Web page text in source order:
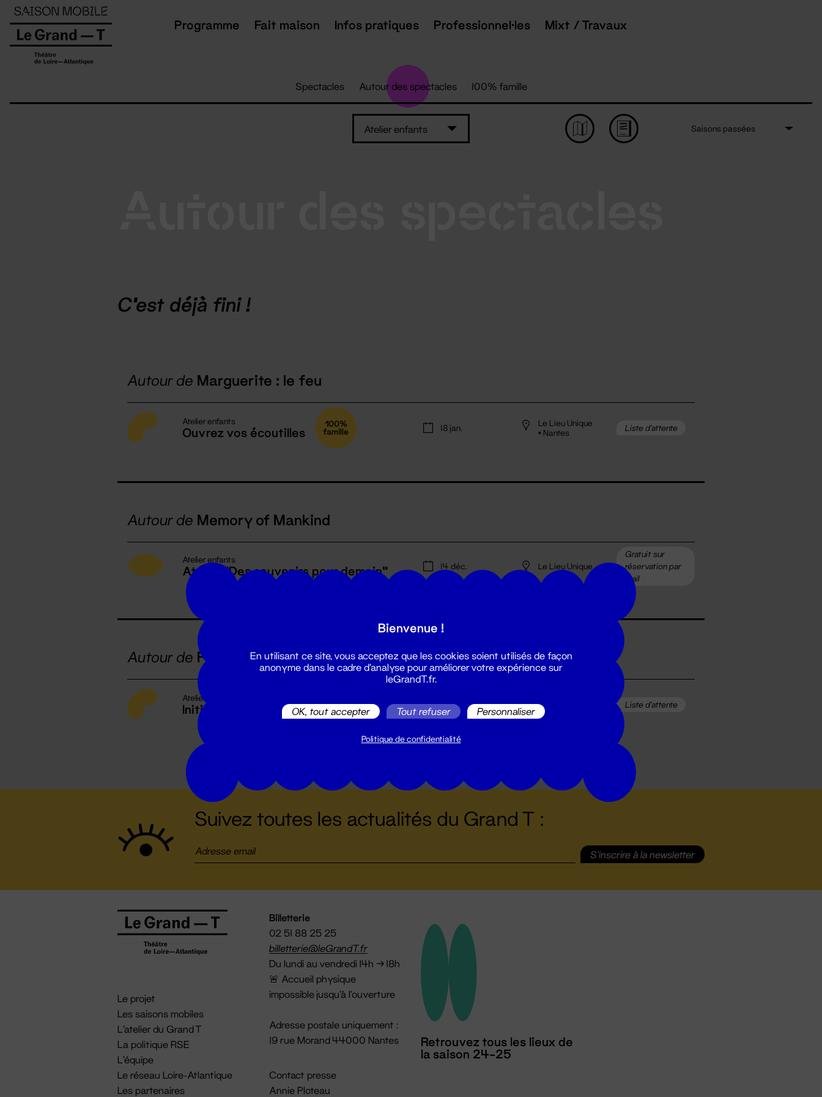
Programme Fait maison Infos pratiques Professionnel·les Mixt / Travaux
Spectacles Autour des spectacles 100% famille
Atelier enfants Saisons passées
C'est déjà fini !
Autour de Marguerite : le feu
Atelier enfants
Ouvrez vos écoutilles
100%
famille
18 jan.
Le Lieu Unique
• Nantes
Liste d'attente
Autour de Memory of Mankind
Atelier enfants
Atelier "Des souvenirs pour demain" 14 déc. Le Lieu Unique
Gratuit sur
réservation par
mail
Autour de Foutoir Céleste
Atelier enfants
Initiation au BMX
famille
24 nov.
chapiteau
Liste d'attente
Suivez toutes les actualités du Grand T :
S'inscrire à la newsletter
Le projet
Les saisons mobiles
L'atelier du Grand T
La politique RSE
L'équipe
Le réseau Loire-Atlantique
Les partenaires
Billetterie
02 51 88 25 25
billetterie@leGrandT.fr
Du lundi au vendredi 14h → 18h
🚨 Accueil physique
impossible jusqu'à l'ouverture
Adresse postale uniquement :
19 rue Morand 44000 Nantes
Contact presse
Annie Ploteau
Retrouvez tous les lieux de
la saison 24-25
Panneau de gestion des cookies
Bienvenue !
En utilisant ce site, vous acceptez que les cookies soient utilisés de façon
anonyme dans le cadre d'analyse pour améliorer votre expérience sur
leGrandT.fr.
OK, tout accepter Tout refuser Personnaliser
Politique de confidentialité